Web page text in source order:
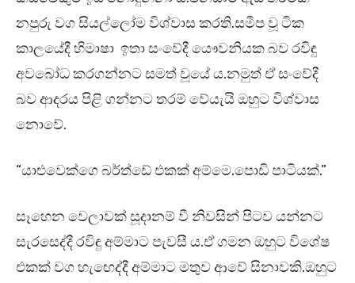
නපුරු වග සියල්ලෝම විශ්වාස කරති.සමීප වූ ටික
කාලයේදී හිමාෂා ඉතා සංවේදී යෞවනියක බව රවිඳු
අවබෝධ කරගන්නට සමත් වූයේ ය.නමුත් ඒ සංවේදී
බව ආදරය පිළි ගන්නට තරම් වේයැයි ඔහුට විශ්වාස
නොවේ.
“යාළුවෙක්ගෙ බර්ත්ඩේ එකක් අම්මෙ.පොඩි පාටියක්.”
සෑහෙන වෙලාවක් සූදානම් වී නිවසින් පිටව යන්නට
සැරසෙද්දී රවිඳු අම්මාට පැවසී ය.ඒ ගමන ඔහුට විශේෂ
එකක් වග හැඟෙද්දී අම්මාට මතුව ආවේ සිනාවකි.ඔහුට